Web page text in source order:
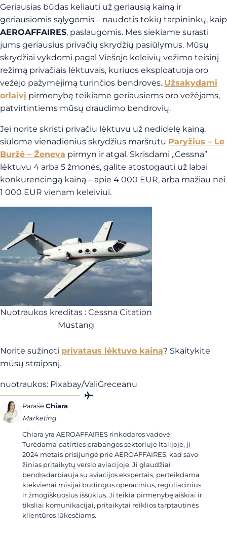
Geriausias būdas keliauti už geriausią kainą ir
geriausiomis sąlygomis – naudotis tokių tarpininkų, kaip
AEROAFFAIRES, paslaugomis. Mes siekiame surasti
jums geriausius privačių skrydžių pasiūlymus. Mūsų
skrydžiai vykdomi pagal Viešojo keleivių vežimo teisinį
režimą privačiais lėktuvais, kuriuos eksploatuoja oro
vežėjo pažymėjimą turinčios bendrovės. Užsakydami
orlaivį pirmenybę teikiame geriausiems oro vežėjams,
patvirtintiems mūsų draudimo bendrovių.
Jei norite skristi privačiu lėktuvu už nedidelę kainą,
siūlome vienadienius skrydžius maršrutu Paryžius – Le
Buržė – Ženeva pirmyn ir atgal. Skrisdami „Cessna”
lėktuvu 4 arba 5 žmonės, galite atostogauti už labai
konkurencingą kainą – apie 4 000 EUR, arba mažiau nei
1 000 EUR vienam keleiviui.
Nuotraukos kreditas : Cessna Citation
Mustang
Norite sužinoti privataus lėktuvo kainą? Skaitykite
mūsų straipsnį.
nuotraukos: Pixabay/ValiGreceanu
ParašėChiara
Marketing
Chiara yra AEROAFFAIRES rinkodaros vadovė.
Turėdama patirties prabangos sektoriuje Italijoje, ji
2024 metais prisijungė prie AEROAFFAIRES, kad savo
žinias pritaikytų verslo aviacijoje. Ji glaudžiai
bendradarbiauja su aviacijos ekspertais, perteikdama
kiekvienai misijai būdingus operacinius, reguliacinius
ir žmogiškuosius iššūkius. Ji teikia pirmenybę aiškiai ir
tiksliai komunikacijai, pritaikytai reiklios tarptautinės
klientūros lūkesčiams.